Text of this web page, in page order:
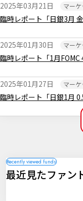
臨時レポート「日銀3月
2025年03月21日 マー
臨時レポート「1月FOMC
2025年01月30日 マー
臨時レポート「日銀1月
2025年01月27日 マー
臨時レポート「日銀12月
マー
臨時レポート「12月
2024年12月19日
最近見たファン